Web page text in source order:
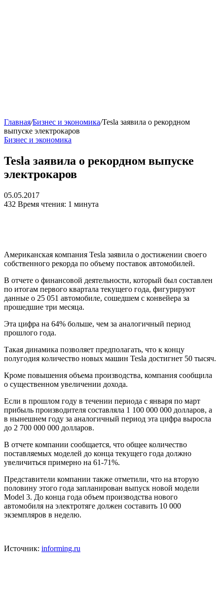
Главная/Бизнес и экономика/Tesla заявила о рекордном
выпуске электрокаров‍
Бизнес и экономика
Tesla заявила о рекордном выпуске
электрокаров‍
05.05.2017
432 Время чтения: 1 минута
Американская компания Tesla заявила о достижении своего
собственного рекорда по объему поставок автомобилей.
В отчете о финансовой деятельности, который был составлен
по итогам первого квартала текущего года, фигурируют
данные о 25 051 автомобиле, сошедшем с конвейера за
прошедшие три месяца.
Эта цифра на 64% больше, чем за аналогичный период
прошлого года.
Такая динамика позволяет предполагать, что к концу
полугодия количество новых машин Tesla достигнет 50 тысяч.
Кроме повышения объема производства, компания сообщила
о существенном увеличении дохода.
Если в прошлом году в течении периода с января по март
прибыль производителя составляла 1 100 000 000 долларов, а
в нынешнем году за аналогичный период эта цифра выросла
до 2 700 000 000 долларов.
В отчете компании сообщается, что общее количество
поставляемых моделей до конца текущего года должно
увеличиться примерно на 61-71%.
Представители компании также отметили, что на вторую
половину этого года запланирован выпуск новой модели
Model 3. До конца года объем производства нового
автомобиля на электротяге должен составить 10 000
экземпляров в неделю.
Источник: informing.ru